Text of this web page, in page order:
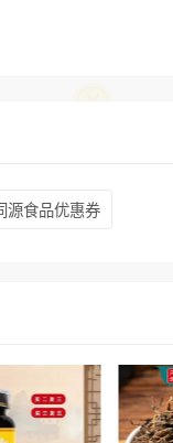
源食品优惠券